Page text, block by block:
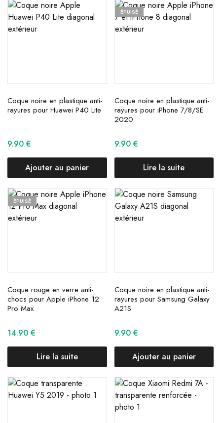
Coque noire en plastique anti-
rayures pour Huawei P40 Lite
9.90 €
Ajouter au panier
ÉPUISÉ
Coque noire en plastique anti-
rayures pour iPhone 7/8/SE
2020
9.90 €
Lire la suite
ÉPUISÉ
Coque rouge en verre anti-
chocs pour Apple iPhone 12
Pro Max
14.90 €
Lire la suite
Coque noire en plastique anti-
rayures pour Samsung Galaxy
A21S
9.90 €
Ajouter au panier